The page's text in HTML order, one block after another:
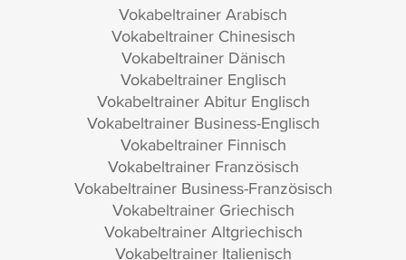
Vokabeltrainer Arabisch
Vokabeltrainer Chinesisch
Vokabeltrainer Dänisch
Vokabeltrainer Englisch
Vokabeltrainer Abitur Englisch
Vokabeltrainer Business-Englisch
Vokabeltrainer Finnisch
Vokabeltrainer Französisch
Vokabeltrainer Business-Französisch
Vokabeltrainer Griechisch
Vokabeltrainer Altgriechisch
Vokabeltrainer Italienisch